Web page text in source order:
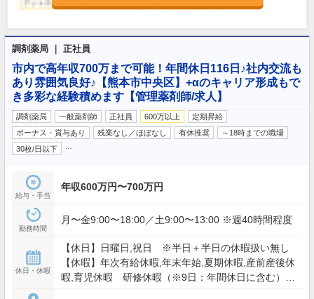
調剤薬局 ｜ 正社員
市内で高年収700万まで可能！年間休日116日♪社内交流も
あり雰囲気良好♪【熊本市中央区】+αのキャリア形成もで
き多彩な経験積めます【管理薬剤師/求人】
調剤薬局 一般薬剤師 正社員 600万以上
定期昇給
ボーナス・賞与あり
残業なし／ほぼなし 有休推奨
～18時までの職場
30枚/日以下
給与・手当
年収600万円〜700万円
勤務時間
月〜金9:00〜18:00／土9:00〜13:00 ※週40時間程度
休日・休暇
【休日】日曜日,祝日 ※半日＋半日の休暇扱い無し
【休暇】年次有給休暇,年末年始,夏期休暇,産前産後休
暇,育児休暇 研修休暇（※9日：年間休日に含む）